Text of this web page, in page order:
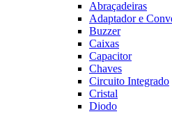
Abraçadeiras
Adaptador e
Buzzer
Caixas
Capacitor
Chaves
Circuito Integrado
Cristal
Diodo